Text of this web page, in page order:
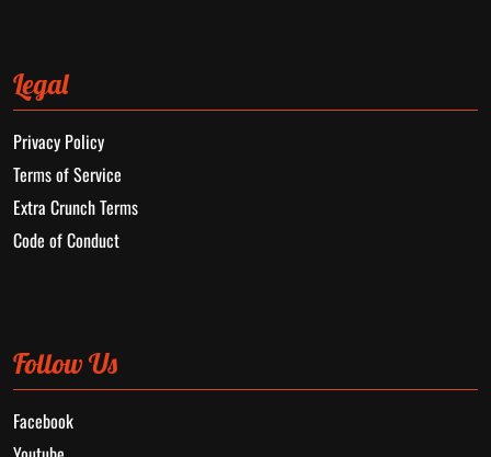
Legal
Privacy Policy
Terms of Service
Extra Crunch Terms
Code of Conduct
Follow Us
Facebook